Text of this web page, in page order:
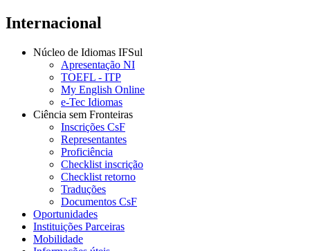
Internacional
Núcleo de Idiomas IFSul
Apresentação NI
TOEFL - ITP
My English Online
e-Tec Idiomas
Ciência sem Fronteiras
Inscrições CsF
Representantes
Proficiência
Checklist inscrição
Checklist retorno
Traduções
Documentos CsF
Oportunidades
Instituições Parceiras
Mobilidade